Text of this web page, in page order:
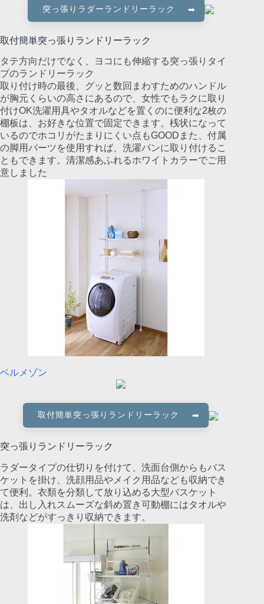
突っ張りラダーランドリーラック
取付簡単突っ張りランドリーラック
タテ方向だけでなく、ヨコにも伸縮する突っ張りタイ
プのランドリーラック
取り付け時の最後、グッと数回まわすためのハンドル
が胸元くらいの高さにあるので、女性でもラクに取り
付けOK洗濯用具やタオルなどを置くのに便利な2枚の
棚板は、お好きな位置で固定できます。桟状になって
いるのでホコリがたまりにくい点もGOODまた、付属
の脚用パーツを使用すれば、洗濯パンに取り付けるこ
ともできます。清潔感あふれるホワイトカラーでご用
意しました
ベルメゾン
取付簡単突っ張りランドリーラック
突っ張りランドリーラック
ラダータイプの仕切りを付けて、洗面台側からもバス
ケットを掛け、洗顔用品やメイク用品なども収納でき
て便利。衣類を分類して放り込める大型バスケット
は、出し入れスムーズな斜め置き可動棚にはタオルや
洗剤などがすっきり収納できます。